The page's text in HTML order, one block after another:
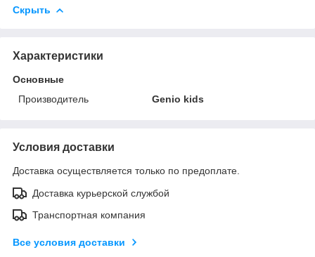
Скрыть
Характеристики
Основные
Производитель
Genio kids
Условия доставки
Доставка осуществляется только по предоплате.
Доставка курьерской службой
Транспортная компания
Все условия доставки